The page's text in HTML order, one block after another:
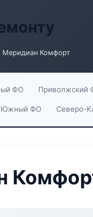
Меридиан Комфорт
ФО Приволжский
Южный ФО Северо-